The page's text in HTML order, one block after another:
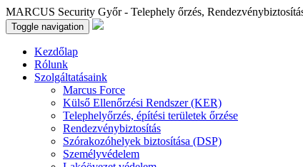
MARCUS Security Győr - Telephely őrzés,
Toggle navigation
Kezdőlap
Rólunk
Szolgáltatásaink
Marcus Force
Külső Ellenőrzési Rendszer (KER)
Telephelyőrzés, építési területek őrzése
Rendezvénybiztosítás
Szórakozóhelyek biztosítása (DSP)
Személyvédelem